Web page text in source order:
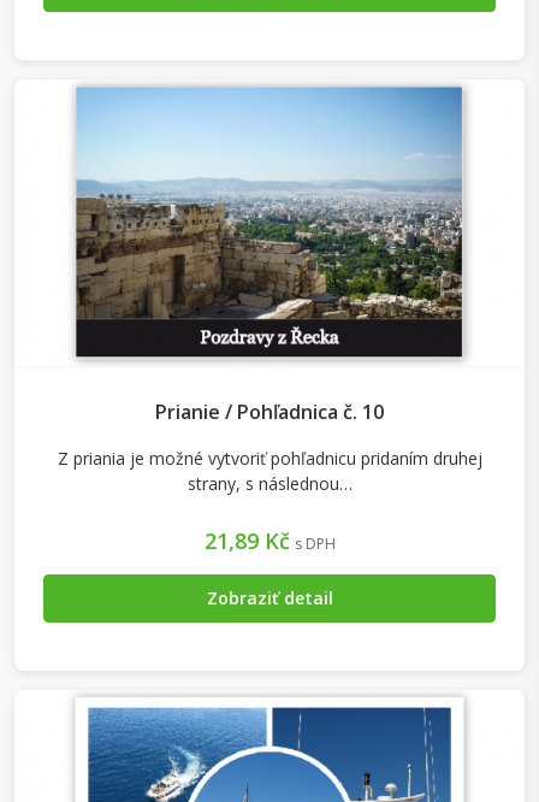
Prianie / Pohľadnica č. 10
Z priania je možné vytvoriť pohľadnicu pridaním druhej
strany, s následnou…
21,89 Kč s DPH
Zobraziť detail